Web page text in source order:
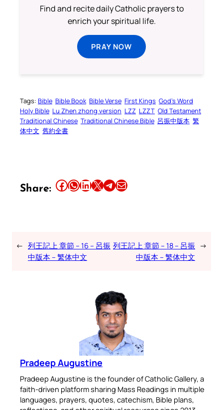
Find and recite daily Catholic prayers to
enrich your spiritual life.
PRAY NOW
Tags: Bible Bible Book Bible Verse First Kings God’s Word
Holy Bible Lu Zhen zhong version LZZ LZZT Old Testament
Traditional Chinese Traditional Chinese Bible 呂振中版本 繁
体中文 舊約全書
Share: Share this article on Facebook Share this article on WhatsApp Share this article on LinkedIn Share this article on X Share this article on TelegramEmail this Article
← 列王記上 章節 – 16 – 呂振
中版本 – 繁体中文
列王記上 章節 – 18 – 呂振
中版本 – 繁体中文
→
Pradeep Augustine
Pradeep Augustine is the founder of Catholic Gallery, a
faith-driven platform sharing Mass Readings in multiple
languages, prayers, quotes, catechism, Bible plans,